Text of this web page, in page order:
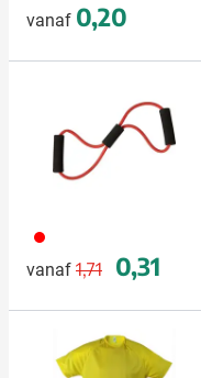
vanaf 0,20
008
vanaf
Normale prijs
1,71
Speciale prijs
0,31